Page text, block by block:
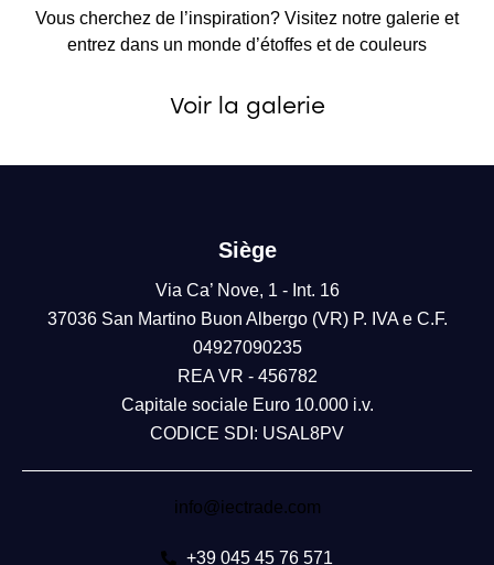
Vous cherchez de l’inspiration? Visitez notre galerie et
entrez dans un monde d’étoffes et de couleurs
Voir la galerie
Siège
Via Ca’ Nove, 1 - Int. 16
37036 San Martino Buon Albergo (VR) P. IVA e C.F.
04927090235
REA VR - 456782
Capitale sociale Euro 10.000 i.v.
CODICE SDI: USAL8PV
info@iectrade.com
+39 045 45 76 571